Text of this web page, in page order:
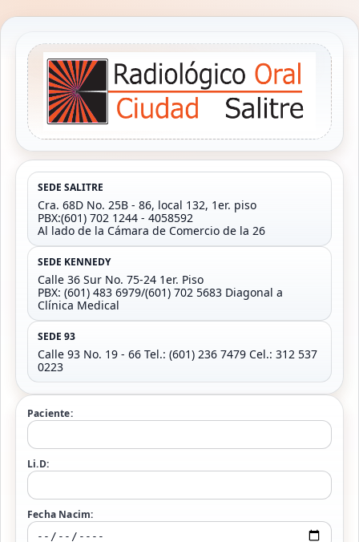
SEDE SALITRE
Cra. 68D No. 25B - 86, local 132, 1er. piso
PBX:(601) 702 1244 - 4058592
Al lado de la Cámara de Comercio de la 26
SEDE KENNEDY
Calle 36 Sur No. 75-24 1er. Piso
PBX: (601) 483 6979/(601) 702 5683 Diagonal a
Clínica Medical
SEDE 93
Calle 93 No. 19 - 66 Tel.: (601) 236 7479 Cel.: 312 537
0223
Paciente:
Li.D:
Fecha Nacim: